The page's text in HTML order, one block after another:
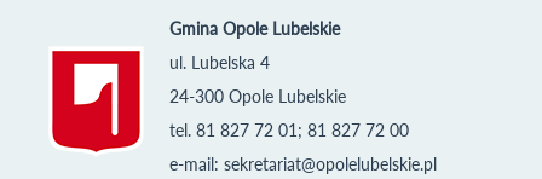
Gmina Opole Lubelskie
ul. Lubelska 4
24-300 Opole Lubelskie
tel. 81 827 72 01; 81 827 72 00
e-mail: sekretariat@opolelubelskie.pl